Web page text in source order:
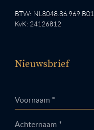
BTW: NL8048.86.969.B01
KvK: 24126812
Nieuwsbrief
Voornaam *
Achternaam *